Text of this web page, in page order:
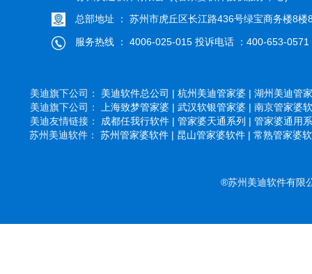
总部地址 ： 苏州市虎丘区长江路436号绿宝商务楼8楼
服务热线 ： 4006-025-015 投诉电话 ：400-653-0571
美迪旗下公司： 美迪软件总公司 | 杭州美迪管家婆 | 湖州美迪管
美迪旗下公司：
上海致梦管家婆 | 武汉软银管家婆 | 南京管家婆
美迪友情链接： 成都任我行软件 | 管家婆天通系列 | 管家婆通用
苏州美迪软件： 苏州管家婆软件 | 昆山管家婆软件 | 常熟管家婆
®苏州美迪软件有限